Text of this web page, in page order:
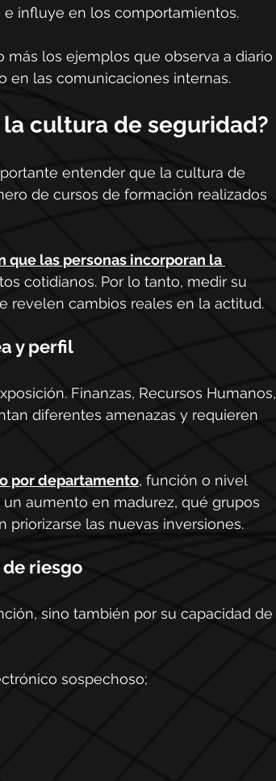
influye en los comportamientos.
los ejemplos que observa a diario
en las comunicaciones internas.
cultura de seguridad?
entender que la cultura de
de cursos de formación realizados
que las personas incorporan la
cotidianos. Por lo tanto, medir su
revelen cambios reales en la actitud.
y perfil
Finanzas, Recursos Humanos,
diferentes amenazas y requieren
por departamento, función o nivel
aumento en madurez, qué grupos
las nuevas inversiones.
riesgo
sino también por su capacidad de
sospechoso;